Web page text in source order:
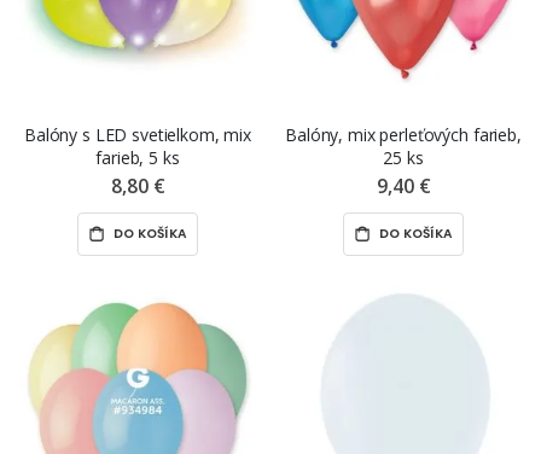
Balóny s LED svetielkom, mix
farieb, 5 ks
8,80 €
DO KOŠÍKA
Balóny, mix perleťových farieb,
25 ks
9,40 €
DO KOŠÍKA